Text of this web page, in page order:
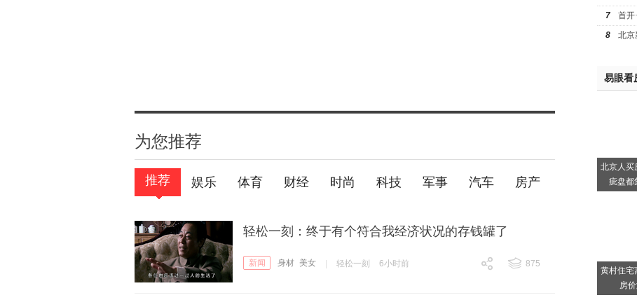
为您推荐
推荐 娱乐 体育 财经 时尚 科技 军事 汽车 房产
轻松一刻：终于有个符合我经济状况的存钱罐了
新闻 身材 美女 轻松一刻 6小时前
875
7
首开
8
北京
易眼看
北京人买
疵盘都
黄村住宅
房